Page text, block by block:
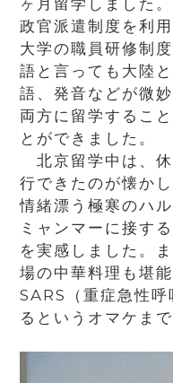
政官派遣制度を利
大学の職員研修制
語と言っても大陸
語、発音などが微
両方に留学するこ
とができました。
北京留学中は、
行できたのが懐か
情緒漂う極寒のハ
ミャンマーに接す
を実感しました。
場の中華料理も堪
SARS（重症急性
るというオマケま